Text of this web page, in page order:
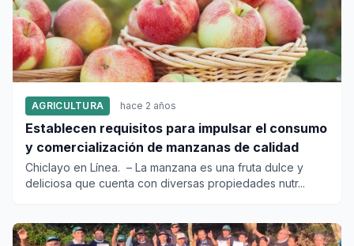
AGRICULTURA hace 2 años
Establecen requisitos para impulsar el consumo
y comercialización de manzanas de calidad
Chiclayo en Línea. – La manzana es una fruta dulce y
deliciosa que cuenta con diversas propiedades nutr...